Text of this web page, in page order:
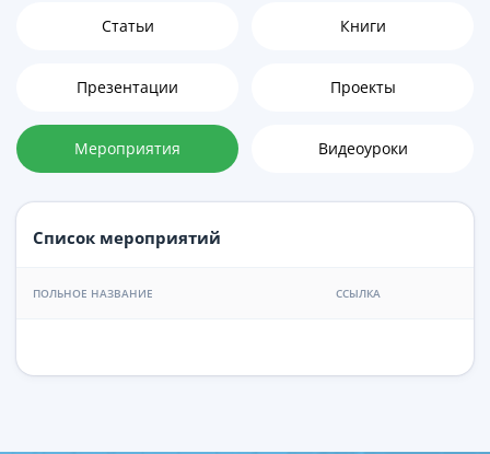
Статьи Книги
Презентации Проекты
Мероприятия Видеоуроки
Список мероприятий
ПОЛЬНОЕ НАЗВАНИЕ ССЫЛКА